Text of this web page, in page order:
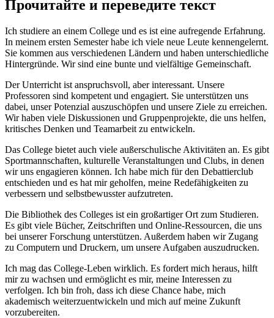
Прочитайте и переведите текст
Ich studiere an einem College und es ist eine aufregende Erfahrung.
In meinem ersten Semester habe ich viele neue Leute kennengelernt.
Sie kommen aus verschiedenen Ländern und haben unterschiedliche
Hintergründe. Wir sind eine bunte und vielfältige Gemeinschaft.
Der Unterricht ist anspruchsvoll, aber interessant. Unsere
Professoren sind kompetent und engagiert. Sie unterstützen uns
dabei, unser Potenzial auszuschöpfen und unsere Ziele zu erreichen.
Wir haben viele Diskussionen und Gruppenprojekte, die uns helfen,
kritisches Denken und Teamarbeit zu entwickeln.
Das College bietet auch viele außerschulische Aktivitäten an. Es gibt
Sportmannschaften, kulturelle Veranstaltungen und Clubs, in denen
wir uns engagieren können. Ich habe mich für den Debattierclub
entschieden und es hat mir geholfen, meine Redefähigkeiten zu
verbessern und selbstbewusster aufzutreten.
Die Bibliothek des Colleges ist ein großartiger Ort zum Studieren.
Es gibt viele Bücher, Zeitschriften und Online-Ressourcen, die uns
bei unserer Forschung unterstützen. Außerdem haben wir Zugang
zu Computern und Druckern, um unsere Aufgaben auszudrucken.
Ich mag das College-Leben wirklich. Es fordert mich heraus, hilft
mir zu wachsen und ermöglicht es mir, meine Interessen zu
verfolgen. Ich bin froh, dass ich diese Chance habe, mich
akademisch weiterzuentwickeln und mich auf meine Zukunft
vorzubereiten.